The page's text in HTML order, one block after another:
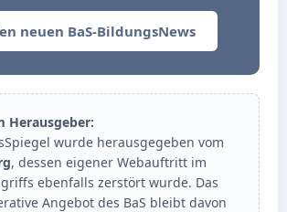
neuen BaS-BildungsNews
Herausgeber:
wurde herausgegeben vom
, dessen eigener Webauftritt im
ebenfalls zerstört wurde. Das
Angebot des BaS bleibt davon